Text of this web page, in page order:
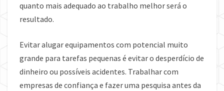
quanto mais adequado ao trabalho melhor será o
resultado.
Evitar alugar equipamentos com potencial muito
grande para tarefas pequenas é evitar o desperdício de
dinheiro ou possíveis acidentes. Trabalhar com
empresas de confiança e fazer uma pesquisa antes da